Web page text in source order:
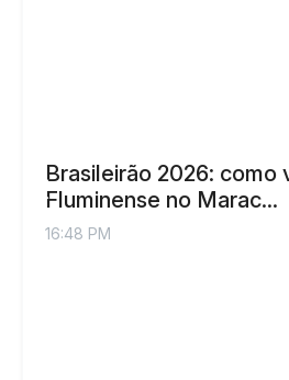
Brasileirão 2026: como
Fluminense no Marac...
16:48 PM